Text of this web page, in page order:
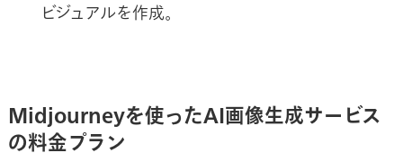
ビジュアルを作成。
Midjourneyを使ったAI画像生成サービス
の料金プラン